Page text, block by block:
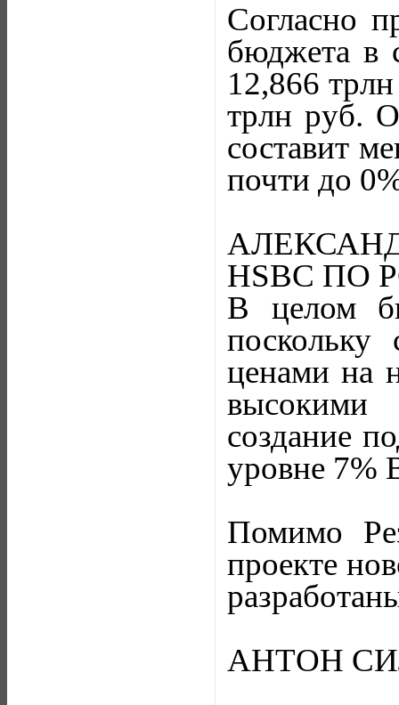
Согласно
бюджета в
12,866
трлн руб.
составит
почти до
HSBC ПО
В целом
поскольку
ценами на
высокими
создание
уровне 7%
Помимо
проекте
АНТОН